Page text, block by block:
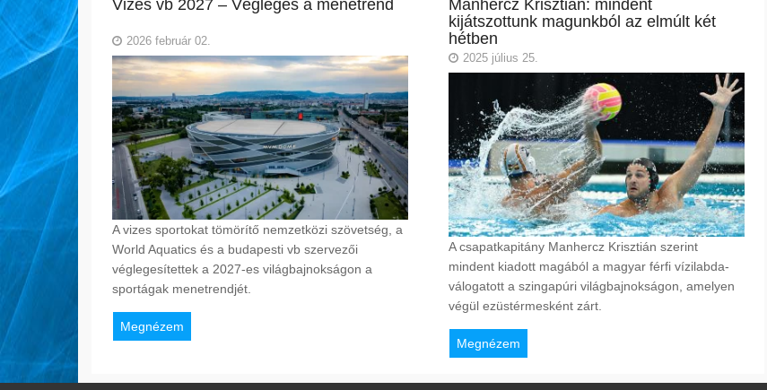
Vizes vb 2027 – Végleges a menetrend
2026 február 02.
A vizes sportokat tömörítő nemzetközi szövetség, a
World Aquatics és a budapesti vb szervezői
véglegesítettek a 2027-es világbajnokságon a
sportágak menetrendjét.
Megnézem
Manhercz Krisztián: mindent
kijátszottunk magunkból az elmúlt két
hétben
2025 július 25.
A csapatkapitány Manhercz Krisztián szerint
mindent kiadott magából a magyar férfi vízilabda-
válogatott a szingapúri világbajnokságon, amelyen
végül ezüstérmesként zárt.
Megnézem